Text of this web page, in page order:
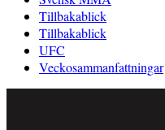
Tillbakablick
Tillbakablick
UFC
Veckosammanfattningar